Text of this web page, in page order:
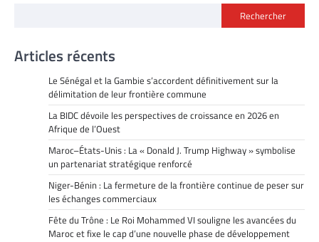
Rechercher
Articles récents
Le Sénégal et la Gambie s’accordent définitivement sur la
délimitation de leur frontière commune
La BIDC dévoile les perspectives de croissance en 2026 en
Afrique de l’Ouest
Maroc–États-Unis : La « Donald J. Trump Highway » symbolise
un partenariat stratégique renforcé
Niger-Bénin : La fermeture de la frontière continue de peser sur
les échanges commerciaux
Fête du Trône : Le Roi Mohammed VI souligne les avancées du
Maroc et fixe le cap d’une nouvelle phase de développement